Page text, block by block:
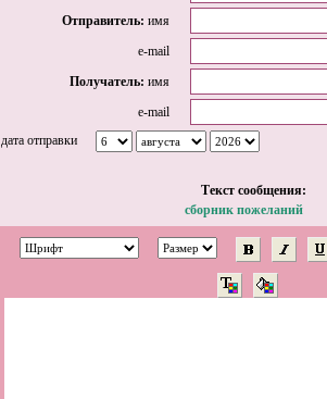
Отправитель: имя
e-mail
Получатель: имя
e-mail
дата отправки
Tекст сообщения:
сборник пожеланий